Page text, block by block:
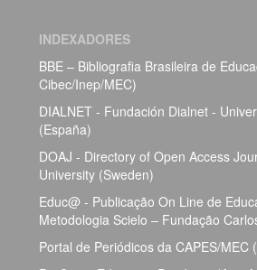
INDEXADORES
BBE – Bibliografia Brasileira de
Cibec/Inep/MEC)
DIALNET - Fundación Dialnet -
(España)
DOAJ - Directory of Open Access
University (Sweden)
Educ@ - Publicação On Line de
Metodologia Scielo – Fundação
Portal de Periódicos da CAPES/MEC